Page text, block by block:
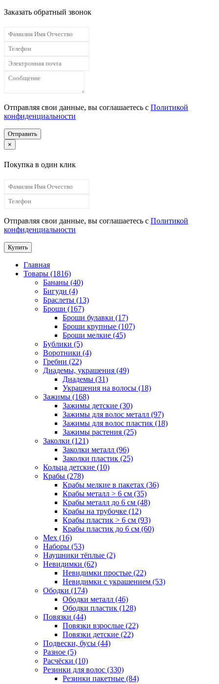
Заказать обратный звонок
Отправляя свои данные, вы соглашаетесь с Политикой
конфиденциальности
Отправить
×
Покупка в один клик
Отправляя свои данные, вы соглашаетесь с Политикой
конфиденциальности
Купить
Главная
Товары (1816)
Бананы (40)
Бигуди (4)
Браслеты (13)
Броши (167)
Броши булавки (17)
Броши крупные (107)
Броши мелкие (45)
Бублики (5)
Воротники (4)
Гребни (22)
Диадемы, украшения (49)
Диадемы (31)
Украшения на волосы (18)
Зажимы (168)
Зажимы детские (30)
Зажимы для волос металл (97)
Зажимы для волос пластик (18)
Зажимы растения (25)
Заколки (121)
Заколки металл (96)
Заколки пластик (25)
Кольца детские (10)
Крабы (278)
Крабы мелкие в пакетах (36)
Крабы металл > 6 см (35)
Крабы металл до 6 см (48)
Крабы на трубочке (12)
Крабы пластик > 6 см (93)
Крабы пластик до 6 см (60)
Мех (16)
Наборы (53)
Наушники тёплые (2)
Невидимки (62)
Невидимки простые (22)
Невидимки с украшением (53)
Ободки (174)
Ободки металл (46)
Ободки пластик (128)
Повязки (44)
Повязки взрослые (22)
Повязки детские (22)
Подвески, бусы (44)
Разное (5)
Расчёски (10)
Резинки для волос (330)
Резинки пакетные (84)